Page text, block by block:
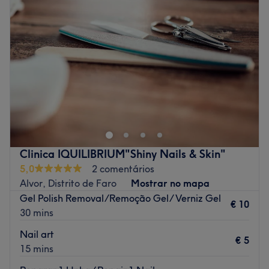
especializada nas suas áreas de atuação.
Go to venue
Quinta-feira
09:30
Sexta-feira
09:30–20:00
Sábado
09:30–13:00
Domingo
Fechado
Neusa Santos, Sou Esteticista e técnica de laser com mais
a laser segura e eficaz. Também tenho outro tipo de
serviços como unhas, limpeza de pele e extensão de
Pestanas, sempre com atendimento personalizado e
máxima atenção á higiene e ao conforto do cliente.
Atendo num gabinete próprio, num ambiente
profissional, acolhedor e de confiança, focado no bem-
estar e satisfação de cada cliente.
Clinica IQUILIBRIUM"Shiny Nails & Skin"
5,0
2 comentários
Alvor, Distrito de Faro
Mostrar no mapa
Gel Polish Removal/Remoção Gel/ Verniz Gel
30 mins
€ 10
Nail art
15 mins
€ 5